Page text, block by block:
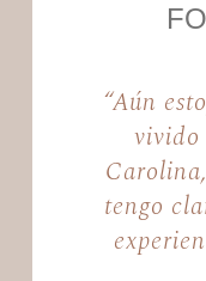
“Aún
vivido
tengo